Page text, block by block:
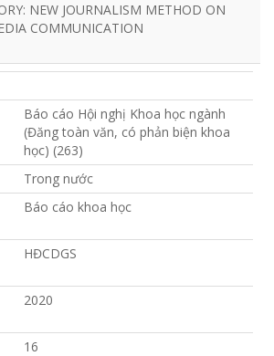
NEW JOURNALISM METHOD ON
COMMUNICATION
Báo cáo Hội nghị Khoa học ngành
(Đăng toàn văn, có phản biện khoa
học) (263)
Trong nước
Báo cáo khoa học
HĐCDGS
2020
16